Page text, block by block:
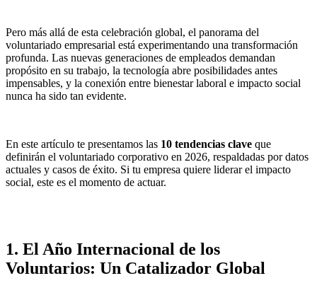
Pero más allá de esta celebración global, el panorama del
voluntariado empresarial está experimentando una transformación
profunda. Las nuevas generaciones de empleados demandan
propósito en su trabajo, la tecnología abre posibilidades antes
impensables, y la conexión entre bienestar laboral e impacto social
nunca ha sido tan evidente.
En este artículo te presentamos las 10 tendencias clave que
definirán el voluntariado corporativo en 2026, respaldadas por datos
actuales y casos de éxito. Si tu empresa quiere liderar el impacto
social, este es el momento de actuar.
1. El Año Internacional de los
Voluntarios: Un Catalizador Global